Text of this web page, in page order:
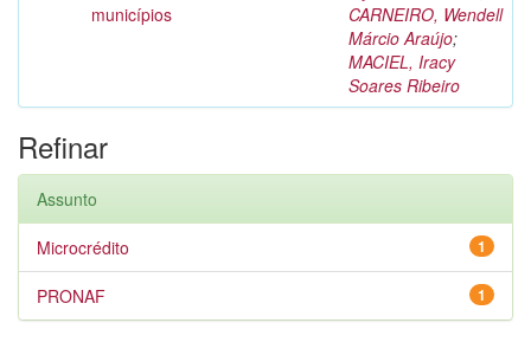
municípios
CARNEIRO, Wendell
Márcio Araújo;
MACIEL, Iracy
Soares Ribeiro
Refinar
Assunto
1
Microcrédito
1
PRONAF